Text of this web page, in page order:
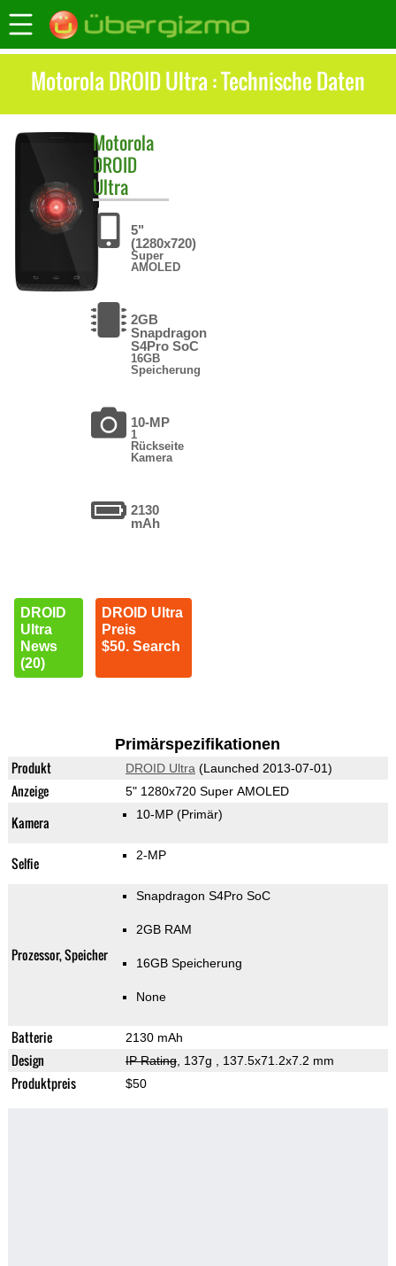
Motorola DROID Ultra : Technische Daten
Motorola
DROID
Ultra
5"
(1280x720)
Super
AMOLED
2GB
Snapdragon
S4Pro SoC
16GB
Speicherung
10-MP
1
Rückseite
Kamera
2130
mAh
DROID
Ultra
News
(20)
DROID Ultra
Preis
$50. Search
Primärspezifikationen
Produkt DROID Ultra (Launched 2013-07-01)
Anzeige 5" 1280x720 Super AMOLED
Kamera 10-MP (Primär)
Selfie 2-MP
Prozessor, Speicher
Snapdragon S4Pro SoC
2GB RAM
16GB Speicherung
None
Batterie 2130 mAh
Design IP Rating, 137g , 137.5x71.2x7.2 mm
Produktpreis $50